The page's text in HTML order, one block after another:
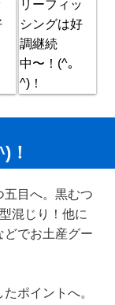
！
五目へ。黒むつ
混じり！他に
どでお土産グー
ポイントへ。